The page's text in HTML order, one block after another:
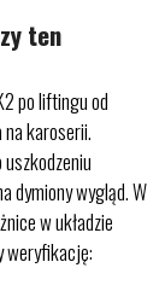
ten
po liftingu od
karoserii.
dymiony wygląd. W
w układzie
weryfikację: